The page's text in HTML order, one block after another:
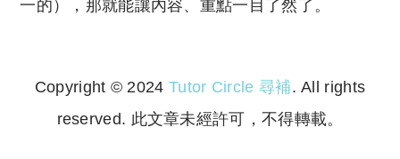
一的），那就能讓內容、重點一目了然了。
Copyright © 2024 Tutor Circle 尋補. All rights
reserved. 此文章未經許可，不得轉載。